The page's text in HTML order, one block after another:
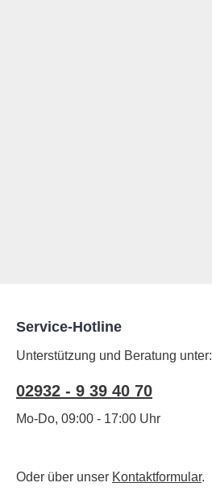
Service-Hotline
Unterstützung und Beratung unter:
02932 - 9 39 40 70
Mo-Do, 09:00 - 17:00 Uhr
Oder über unser Kontaktformular.